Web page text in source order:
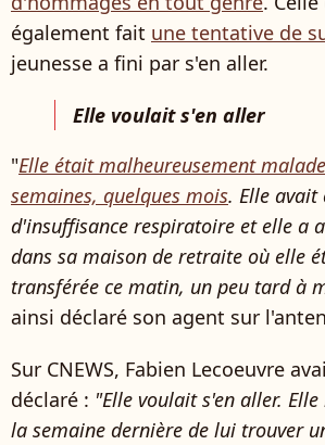
également fait une tentative de
jeunesse a fini par s'en aller.
Elle voulait s'en aller
"Elle était malheureusement
semaines, quelques mois. Elle avait
d'insuffisance respiratoire et elle a
dans sa maison de retraite où elle
transférée ce matin, un peu tard à
ainsi déclaré son agent sur
Sur CNEWS, Fabien Lecoeuvre
déclaré : "Elle voulait s'en aller.
la semaine dernière de lui trouver